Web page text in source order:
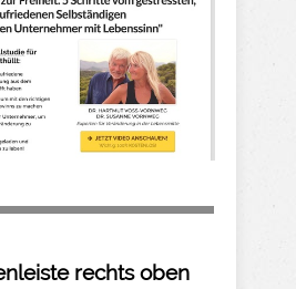
rechts oben